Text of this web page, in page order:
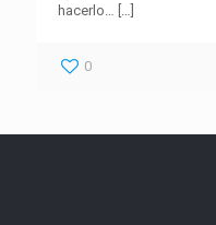
hacerlo…
[…]
0